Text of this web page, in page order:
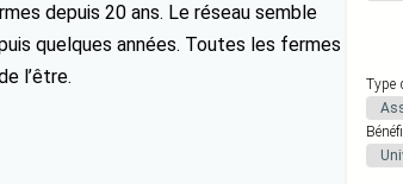
depuis 20 ans. Le réseau semble
quelques années. Toutes les fermes
l’être.
Type